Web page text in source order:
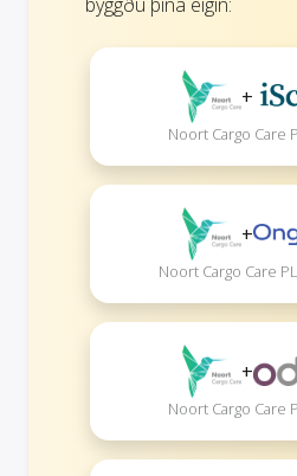
+
Noort Cargo Care
+
Noort Cargo Care
+
Noort Cargo Care